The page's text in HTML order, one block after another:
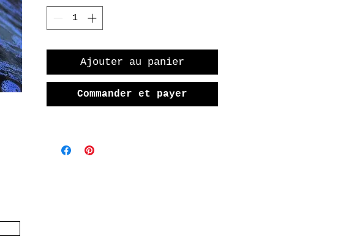
Ajouter au panier
Commander et payer